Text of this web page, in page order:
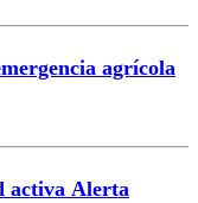
agrícola
activa Alerta